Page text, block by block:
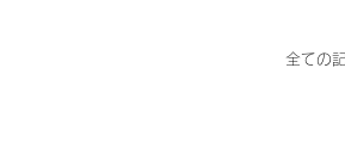
全ての